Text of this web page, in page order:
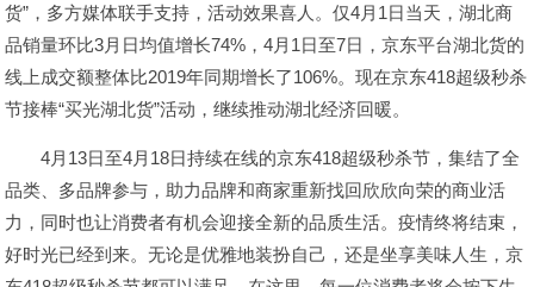
货”，多方媒体联手支持，活动效果喜人。仅4月1日当天，湖北商
品销量环比3月日均值增长74%，4月1日至7日，京东平台湖北货的
线上成交额整体比2019年同期增长了106%。现在京东418超级秒杀
节接棒“买光湖北货”活动，继续推动湖北经济回暖。
4月13日至4月18日持续在线的京东418超级秒杀节，集结了全
品类、多品牌参与，助力品牌和商家重新找回欣欣向荣的商业活
力，同时也让消费者有机会迎接全新的品质生活。疫情终将结束，
好时光已经到来。无论是优雅地装扮自己，还是坐享美味人生，京